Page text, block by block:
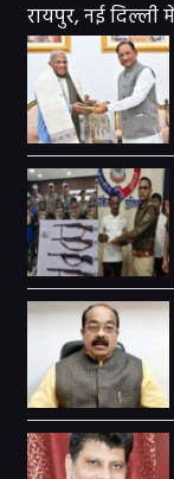
रायपुर, नई